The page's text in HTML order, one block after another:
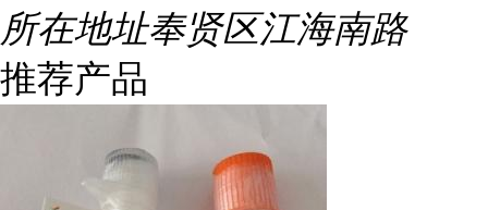
所在地址奉贤区江海南路
推荐产品